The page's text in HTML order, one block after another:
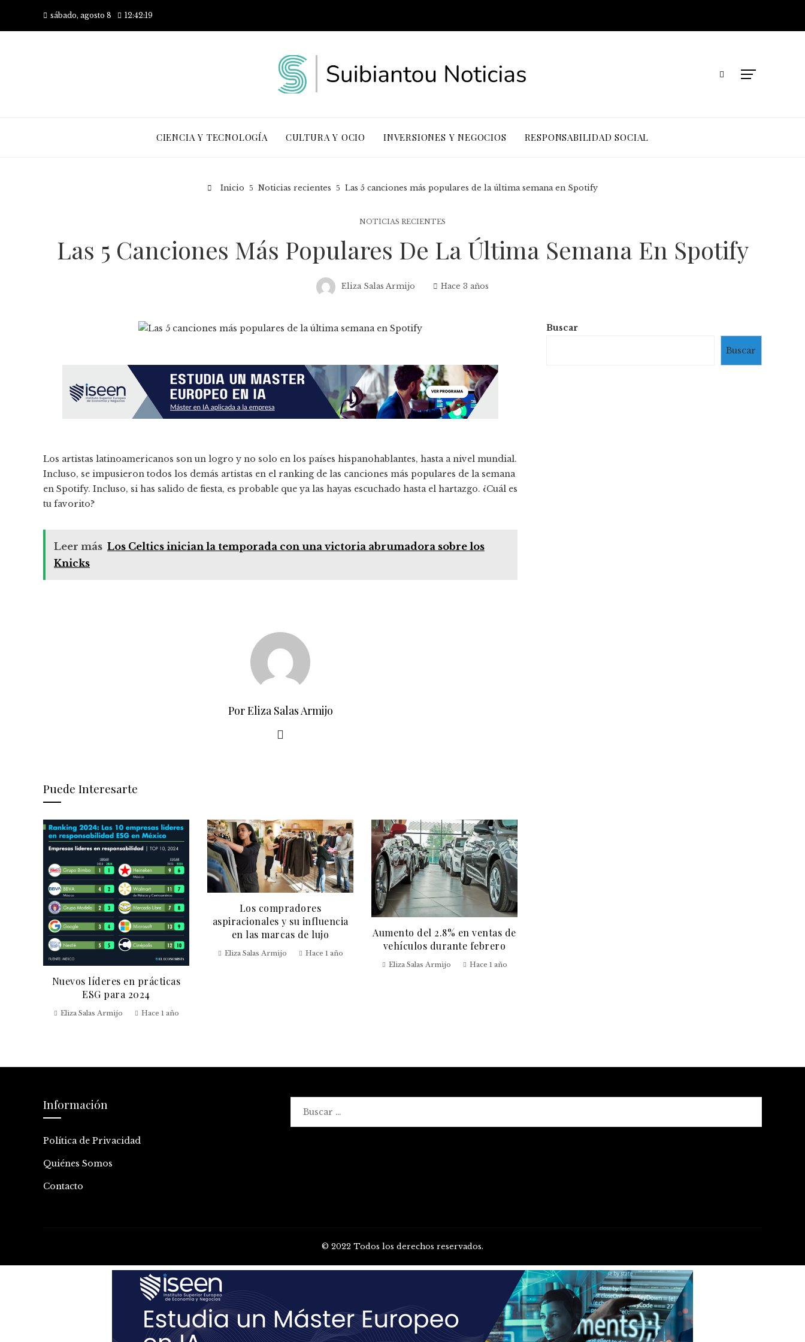
sábado, agosto 8 12:42:20
CIENCIA Y TECNOLOGÍA CULTURA Y OCIO INVERSIONES Y NEGOCIOS RESPONSABILIDAD SOCIAL
Inicio Noticias recientes Las 5 canciones más populares de la última semana en Spotify
NOTICIAS RECIENTES
Las 5 Canciones Más Populares De La Última Semana En Spotify
Eliza Salas Armijo Hace 3 años
Los artistas latinoamericanos son un logro y no solo en los países hispanohablantes, hasta a nivel mundial.
Incluso, se impusieron todos los demás artistas en el ranking de las canciones más populares de la semana
en Spotify. Incluso, si has salido de fiesta, es probable que ya las hayas escuchado hasta el hartazgo. ¿Cuál es
tu favorito?
Leer más Los Celtics inician la temporada con una victoria abrumadora sobre los
Knicks
Por Eliza Salas Armijo
Puede Interesarte
Nuevos líderes en prácticas
ESG para 2024
Eliza Salas Armijo Hace 1 año
Los compradores
aspiracionales y su influencia
en las marcas de lujo
Eliza Salas Armijo Hace 1 año
Aumento del 2.8% en ventas de
vehículos durante febrero
Eliza Salas Armijo Hace 1 año
Buscar
Buscar
Información
Política de Privacidad
Quiénes Somos
Contacto
© 2022 Todos los derechos reservados.